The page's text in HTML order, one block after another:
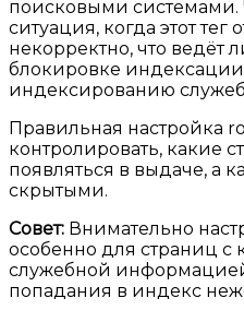
поисковыми системами.
ситуация, когда этот тег
некорректно, что ведёт
блокировке
индексированию
Правильная настройка
контролировать, какие
появляться в выдаче, а
скрытыми.
Совет: Внимательно
особенно для страниц
служебной
попадания в индекс